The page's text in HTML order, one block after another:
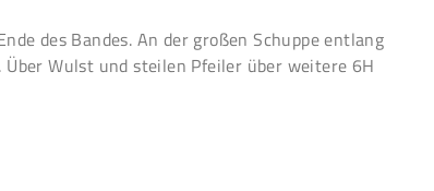
des Bandes. An der großen Schuppe entlang
Über Wulst und steilen Pfeiler über weitere 6H